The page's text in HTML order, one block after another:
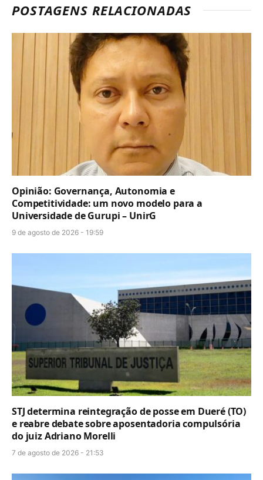
POSTAGENS RELACIONADAS
Opinião: Governança, Autonomia e
Competitividade: um novo modelo para a
Universidade de Gurupi – UnirG
9 de agosto de 2026 - 19:59
STJ determina reintegração de posse em Dueré (TO)
e reabre debate sobre aposentadoria compulsória
do juiz Adriano Morelli
7 de agosto de 2026 - 21:53